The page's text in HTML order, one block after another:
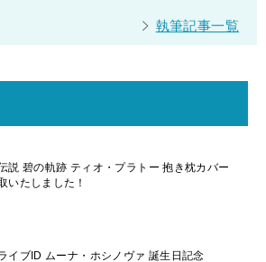
執筆記事一覧
説 碧の軌跡 ティオ・プラトー 抱き枕カバー
いたしました！
イブID ムーナ・ホシノヴァ 誕生日記念